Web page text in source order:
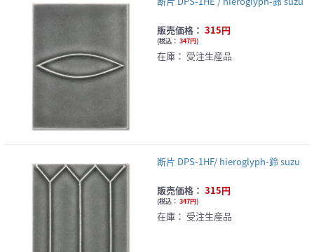
販売価格： 315円
(税込： 347円)
在庫： 受注生産品
断片 DPS-1HF/ hieroglyph-鈴 suzu
販売価格： 315円
(税込： 347円)
在庫： 受注生産品